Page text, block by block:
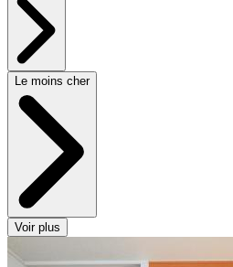
Le moins cher
Voir plus